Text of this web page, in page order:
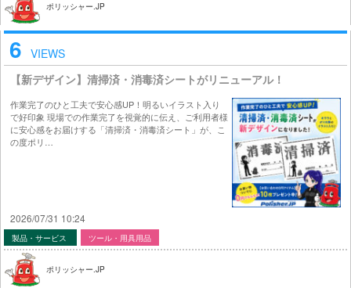
ポリッシャー.JP
6 VIEWS
【新デザイン】清掃済・消毒済シートがリニューアル！
作業完了のひと工夫で安心感UP！明るいイラスト入り
で好印象 現場での作業完了を視覚的に伝え、ご利用者様
に安心感をお届けする「清掃済・消毒済シート」が、こ
の度ポリ…
2026/07/31 10:24
製品・サービス ツール・用具用品
ポリッシャー.JP